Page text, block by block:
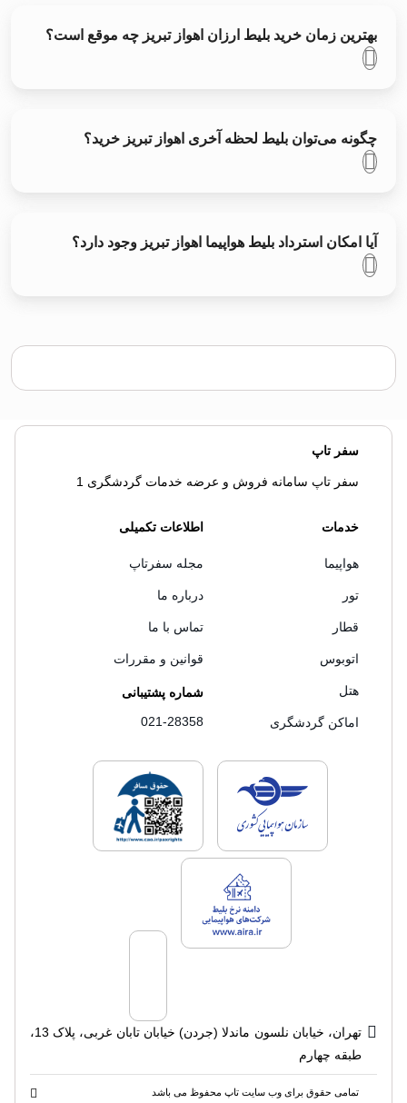
بهترین زمان خرید بلیط ارزان اهواز تبریز چه موقع است؟
چگونه می‌توان بلیط لحظه آخری اهواز تبریز خرید؟
آیا امکان استرداد بلیط هواپیما اهواز تبریز وجود دارد؟
سفر تاپ
سفر تاپ سامانه فروش و عرضه خدمات گردشگری 1
خدمات
هواپیما
تور
قطار
اتوبوس
هتل
اماکن گردشگری
اطلاعات تکمیلی
مجله سفرتاپ
درباره ما
تماس با ما
قوانین و مقررات
شماره پشتیبانی
021-28358
لایسنس های فروش سفرتاپلایسنس های
لایسنس های فروش سفرتاپ
تهران، خیابان نلسون ماندلا (جردن) خیابان تابان غربی، پلاک 13،
طبقه چهارم
تمامی حقوق برای وب سایت تاپ محفوظ می باشد